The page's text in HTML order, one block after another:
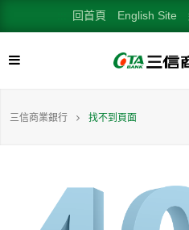
回首頁 English Site
三信商業銀行 找不到頁面